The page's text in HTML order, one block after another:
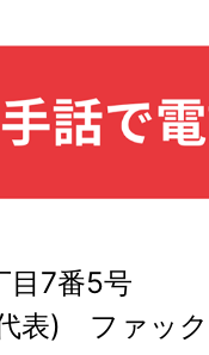
目7番5号
表) ファッ